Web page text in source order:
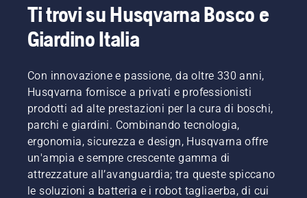
Ti trovi su Husqvarna Bosco e
Giardino Italia
Con innovazione e passione, da oltre 330 anni,
Husqvarna fornisce a privati e professionisti
prodotti ad alte prestazioni per la cura di boschi,
parchi e giardini. Combinando tecnologia,
ergonomia, sicurezza e design, Husqvarna offre
un'ampia e sempre crescente gamma di
attrezzature all’avanguardia; tra queste spiccano
le soluzioni a batteria e i robot tagliaerba, di cui